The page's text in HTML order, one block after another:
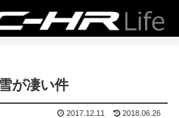
が凄い件
2017.12.11 2018.06.26